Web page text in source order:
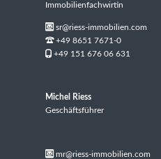
Immobilienfachwirtin
sr@riess-immobilien.com
+49 8651 7671-0
+49 151 676 06 631
Michel Riess
Geschäftsführer
mr@riess-immobilien.com